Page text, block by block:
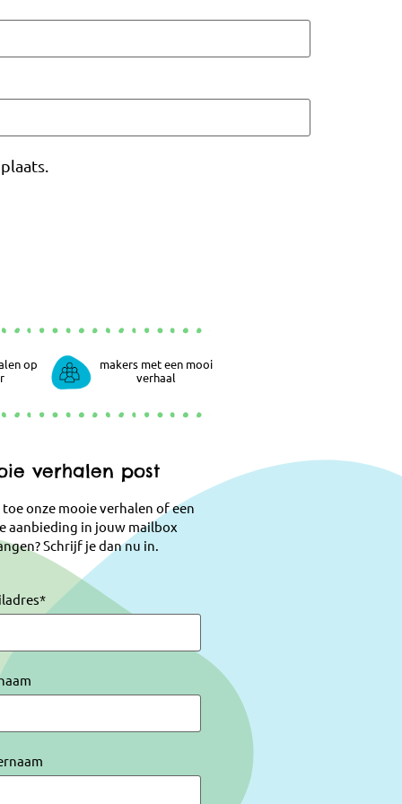
op
makers met een mooi
verhaal
verhalen post
onze mooie verhalen of een
aanbieding in jouw mailbox
Schrijf je dan nu in.
*